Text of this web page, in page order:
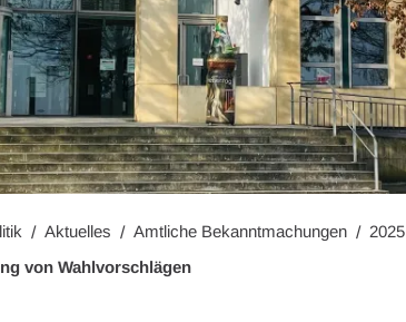
Aktuelles Amtliche Bekanntmachungen 2025
von Wahlvorschlägen